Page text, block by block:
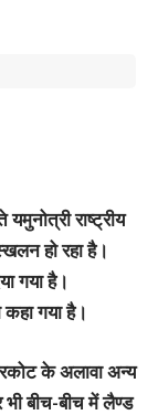
राष्ट्रीय
हो रहा है।
गया है।
कहा गया है।
के अलावा अन्य
भी बीच-बीच में लैण्ड